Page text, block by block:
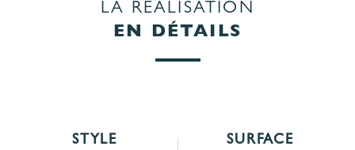
LA RÉALISATION
EN DÉTAILS
STYLE SURFACE